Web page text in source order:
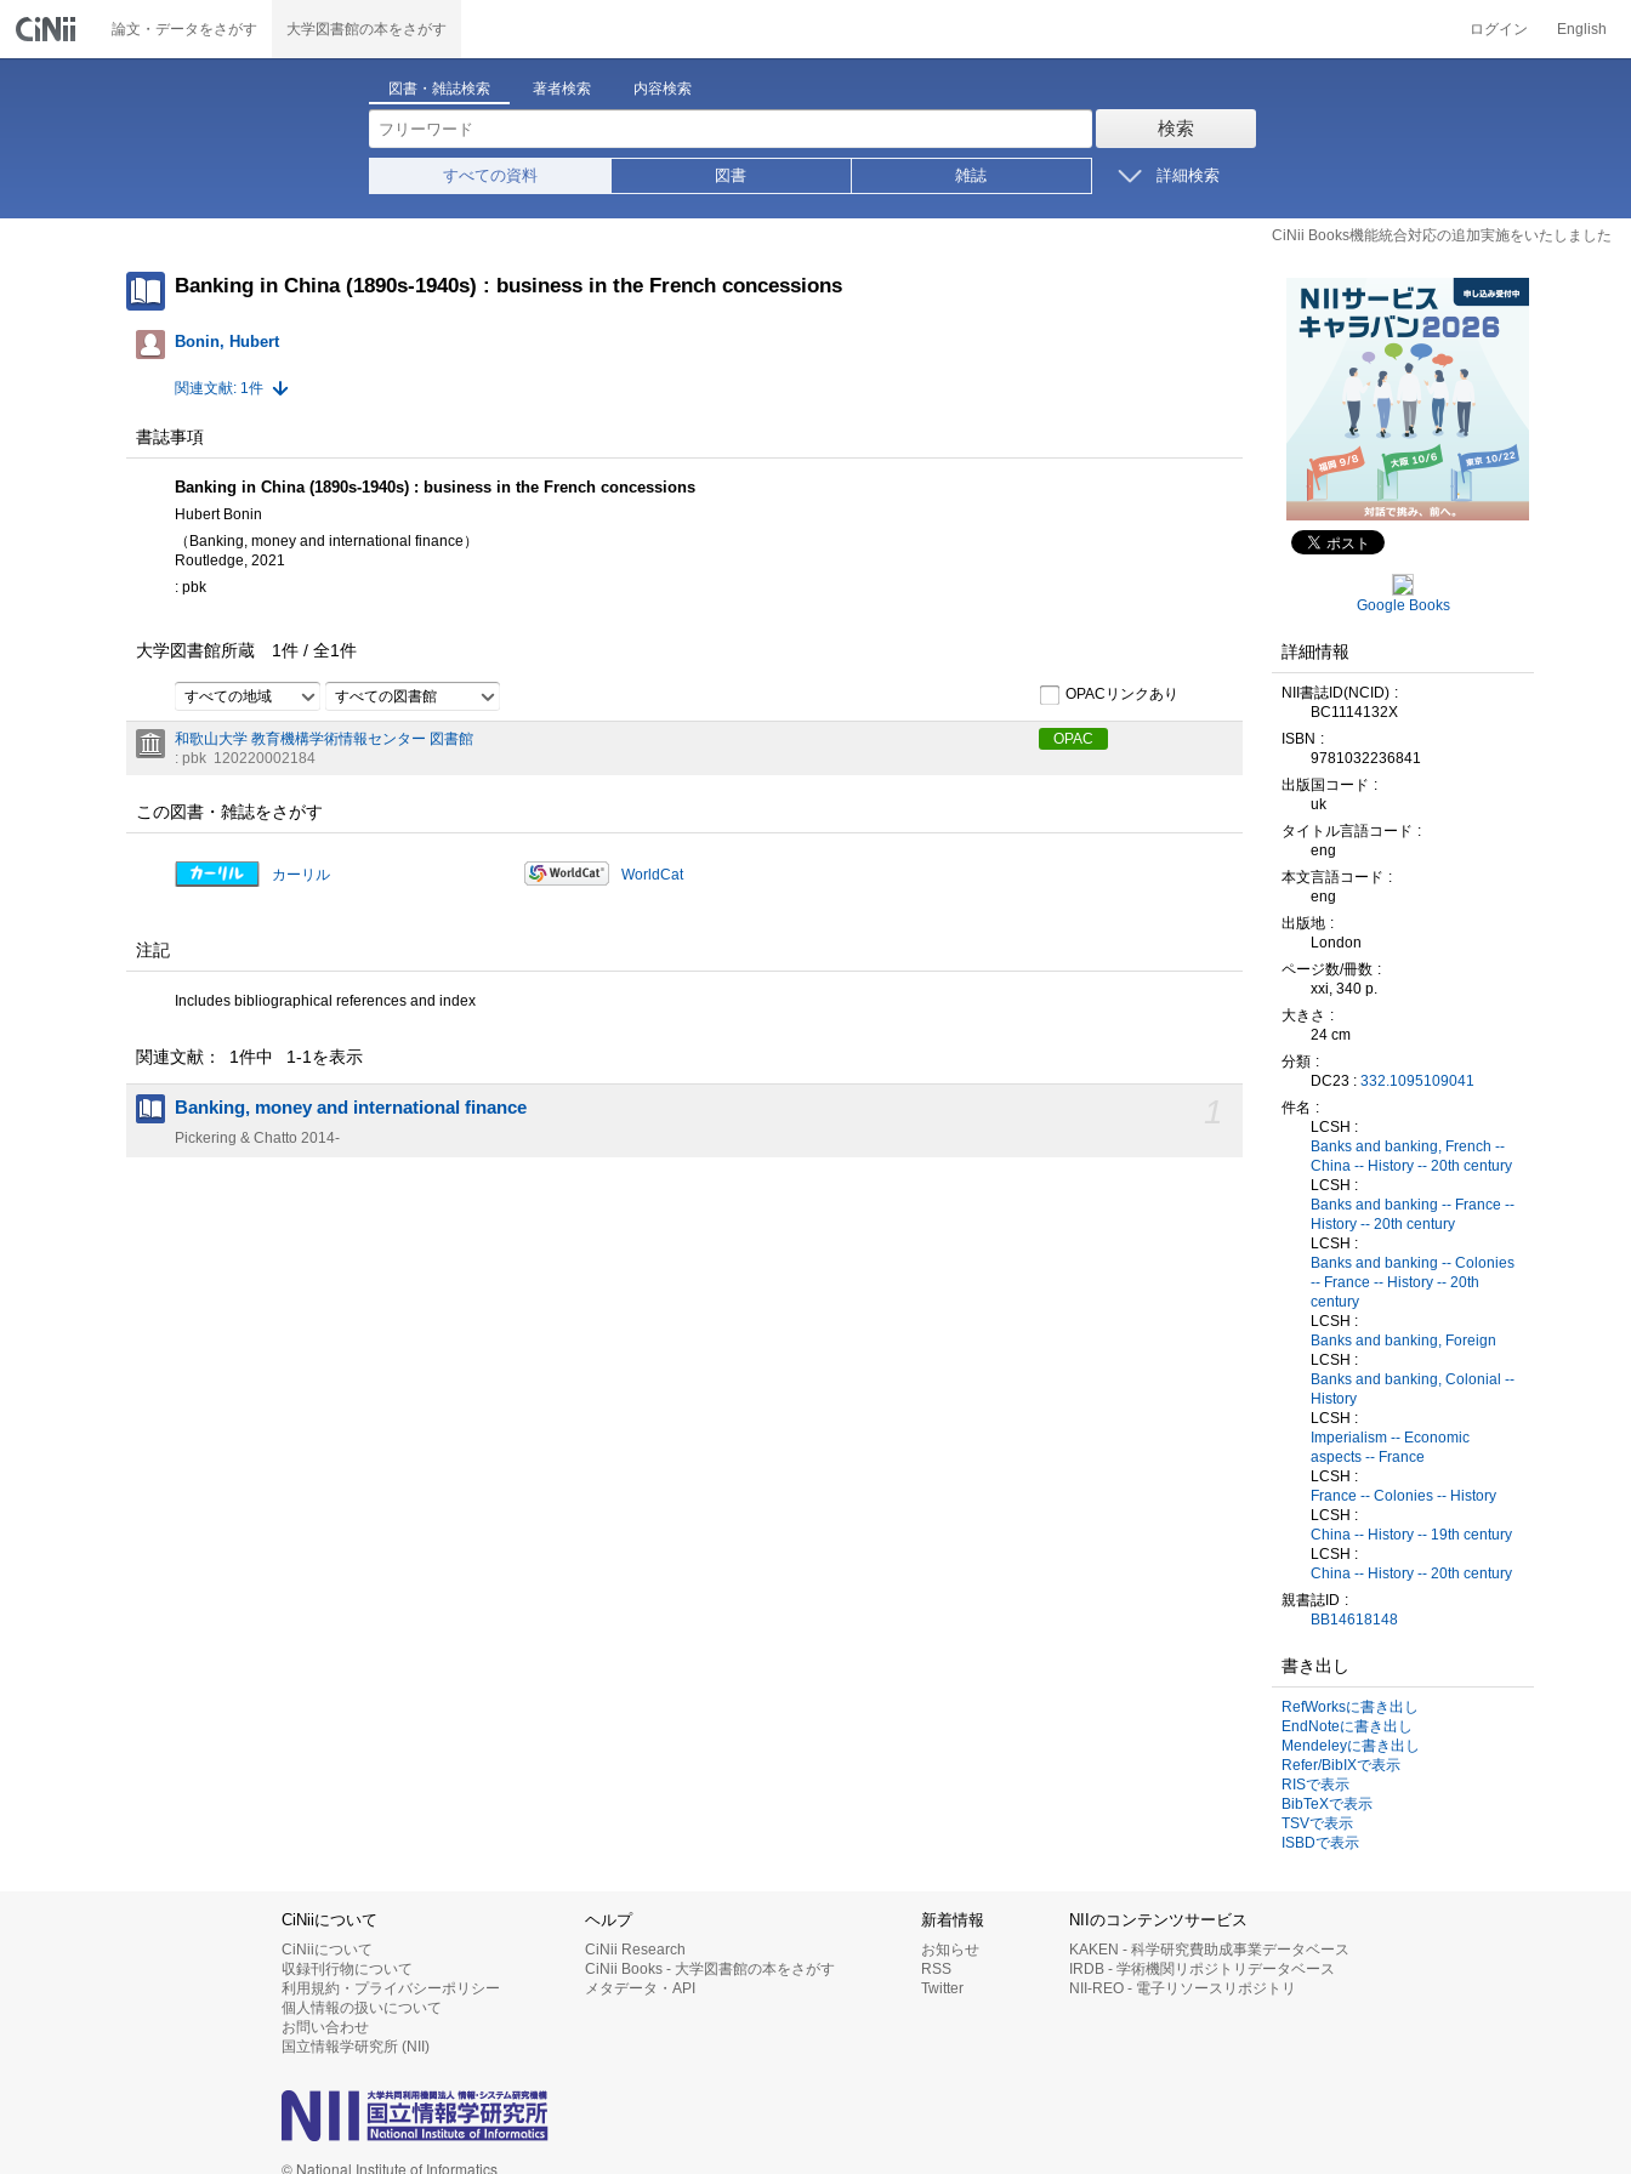
論文・データをさがす 大学図書館の本をさがす ログイン English
図書・雑誌検索 著者検索 内容検索
検索
すべての資料 図書 雑誌 詳細検索
CiNii Books機能統合対応の追加実施をいたしました
Banking in China (1890s-1940s) : business in the French concessions
Bonin, Hubert
関連文献: 1件
書誌事項
Banking in China (1890s-1940s) : business in the French concessions
Hubert Bonin
（Banking, money and international finance）
Routledge, 2021
: pbk
大学図書館所蔵 1件 / 全1件
すべての地域 すべての図書館 OPACリンクあり
和歌山大学 教育機構学術情報センター 図書館
: pbk 120220002184
OPAC
この図書・雑誌をさがす
カーリル WorldCat
注記
Includes bibliographical references and index
関連文献： 1件中 1-1を表示
Banking, money and international finance
Pickering & Chatto 2014-
Google Books
詳細情報
NII書誌ID(NCID)
BC1114132X
ISBN
9781032236841
出版国コード
uk
タイトル言語コード
eng
本文言語コード
eng
出版地
London
ページ数/冊数
xxi, 340 p.
大きさ
24 cm
分類
DC23 : 332.1095109041
件名
LCSH :
Banks and banking, French --
China -- History -- 20th century
LCSH :
Banks and banking -- France --
History -- 20th century
LCSH :
Banks and banking -- Colonies
-- France -- History -- 20th
century
LCSH :
Banks and banking, Foreign
LCSH :
Banks and banking, Colonial --
History
LCSH :
Imperialism -- Economic
aspects -- France
LCSH :
France -- Colonies -- History
LCSH :
China -- History -- 19th century
LCSH :
China -- History -- 20th century
親書誌ID
BB14618148
書き出し
RefWorksに書き出し
EndNoteに書き出し
Mendeleyに書き出し
Refer/BibIXで表示
RISで表示
BibTeXで表示
TSVで表示
ISBDで表示
CiNiiについて
CiNiiについて
収録刊行物について
利用規約・プライバシーポリシー
個人情報の扱いについて
お問い合わせ
国立情報学研究所 (NII)
ヘルプ
CiNii Research
CiNii Books - 大学図書館の本をさがす
メタデータ・API
新着情報
お知らせ
RSS
Twitter
NIIのコンテンツサービス
KAKEN - 科学研究費助成事業データベース
IRDB - 学術機関リポジトリデータベース
NII-REO - 電子リソースリポジトリ
© National Institute of Informatics